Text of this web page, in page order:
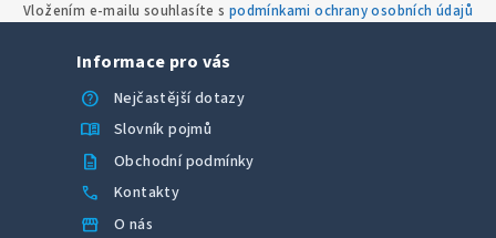
Vložením e-mailu souhlasíte s podmínkami ochrany osobních údajů
Informace pro vás
help
Nejčastější dotazy
menu_book Slovník pojmů
description Obchodní podmínky
call Kontakty
storefront O nás